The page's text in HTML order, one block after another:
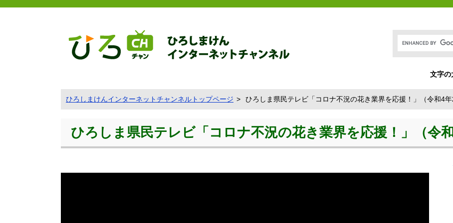
文字の
ひろしまけんインターネットチャンネルトップページ ひろしま県民テレビ「コロナ不況の花き業界を応援！」（令和4年
ひろしま県民テレビ「コロナ不況の花き業界を応援！」（令和